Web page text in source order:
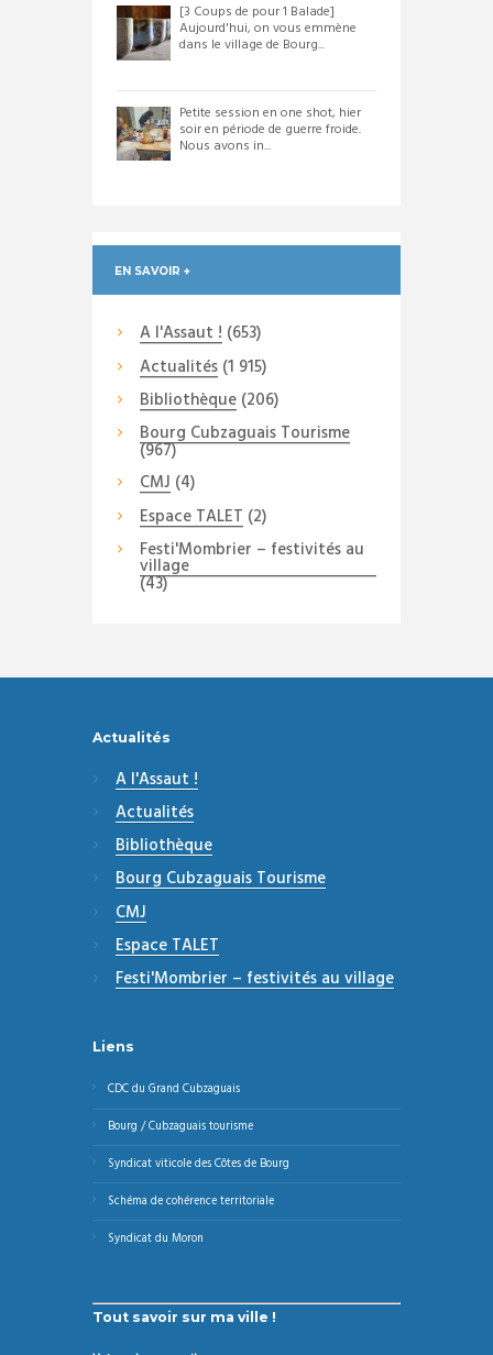
[3 Coups de pour 1 Balade]
Aujourd'hui, on vous emmène
dans le village de Bourg...
Petite session en one shot, hier
soir en période de guerre froide.
Nous avons in...
EN SAVOIR +
A l'Assaut ! (653)
Actualités(1 915)
Bibliothèque(206)
Bourg Cubzaguais Tourisme
(967)
CMJ (4)
Espace TALET (2)
Festi'Mombrier – festivités au
village
(43)
Actualités
A l'Assaut !
Actualités
Bibliothèque
Bourg Cubzaguais Tourisme
CMJ
Espace TALET
Festi'Mombrier – festivités au village
Liens
CDC du Grand Cubzaguais
Bourg / Cubzaguais tourisme
Syndicat viticole des Côtes de Bourg
Schéma de cohérence territoriale
Syndicat du Moron
Tout savoir sur ma ville !